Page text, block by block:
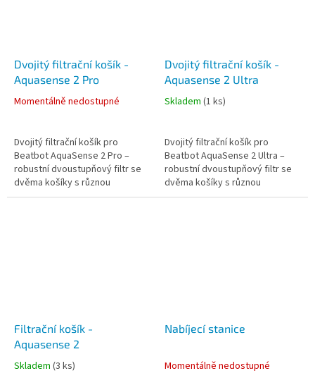
Dvojitý filtrační košík -
Aquasense 2 Pro
Momentálně nedostupné
Dvojitý filtrační košík pro
Beatbot AquaSense 2 Pro –
robustní dvoustupňový filtr se
dvěma košíky s různou
jemností, které společně
Dvojitý filtrační košík -
Aquasense 2 Ultra
Skladem (1 ks)
Dvojitý filtrační košík pro
Beatbot AquaSense 2 Ultra –
robustní dvoustupňový filtr se
dvěma košíky s různou
jemností, které společně
Filtrační košík -
Aquasense 2
Skladem (3 ks)
Nabíjecí stanice
Momentálně nedostupné